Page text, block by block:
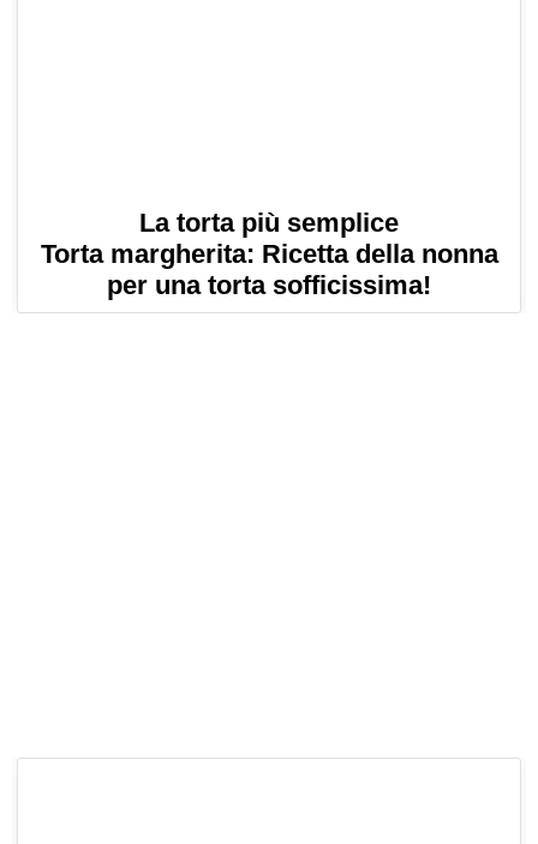
La torta più semplice
Torta margherita: Ricetta della nonna
per una torta sofficissima!